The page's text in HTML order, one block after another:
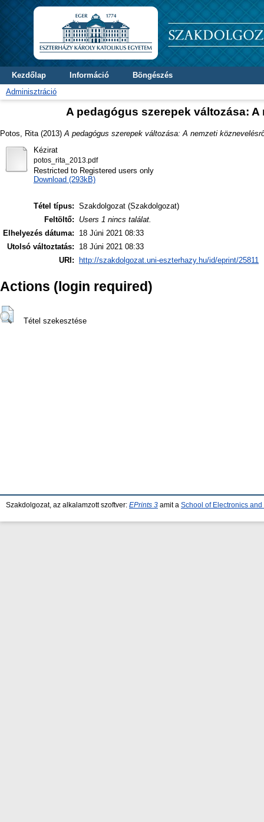
Kezdőlap Információ
Böngészés
Adminisztráció
A pedagógus szerepek változása:
Potos, Rita (2013) A pedagógus szerepek változása: A nemzeti
Kézirat
potos_rita_2013.pdf
Restricted to Registered users only
Download (293kB)
Tétel típus: Szakdolgozat (Szakdolgozat)
Feltöltő:
Users 1 nincs találat.
Elhelyezés dátuma:
18 Júni 2021 08:33
Utolsó változtatás:
18 Júni 2021 08:33
URI:
http://szakdolgozat.uni-eszterhazy.hu/id/eprint/25811
Actions (login required)
Tétel szekesztése
Szakdolgozat, az alkalamzott szoftver: EPrints 3 amit a School of Electronics